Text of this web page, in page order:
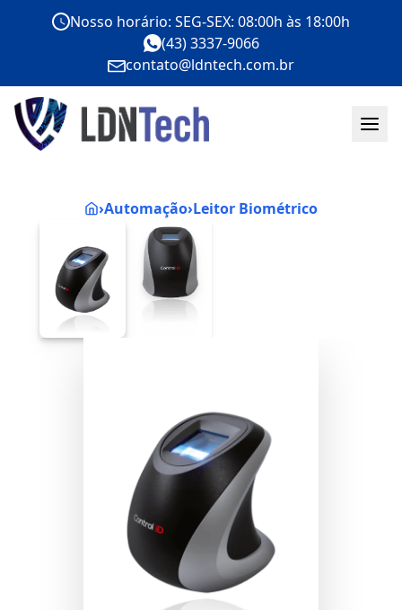
Nosso horário: SEG-SEX: 08:00h às 18:00h
(43) 3337-9066
contato@ldntech.com.br
›Automação›Leitor Biométrico